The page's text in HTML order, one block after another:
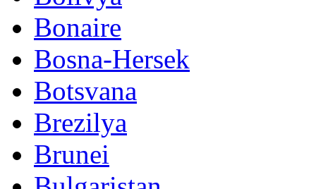
Bonaire
Bosna-Hersek
Botsvana
Brezilya
Brunei